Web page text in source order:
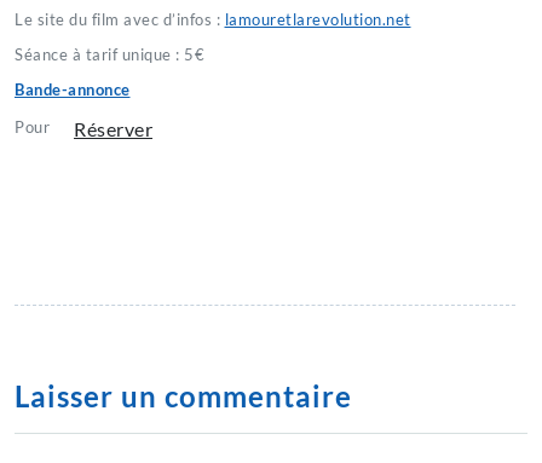
Le site du film avec d’infos : lamouretlarevolution.net
Séance à tarif unique : 5€
Bande-annonce
Pour
Réserver
Laisser un commentaire